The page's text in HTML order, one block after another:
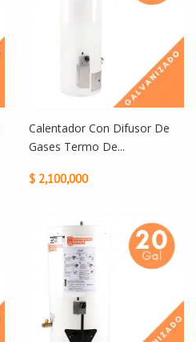
Calentador Con Difusor De
Gases Termo De...
$ 2,100,000